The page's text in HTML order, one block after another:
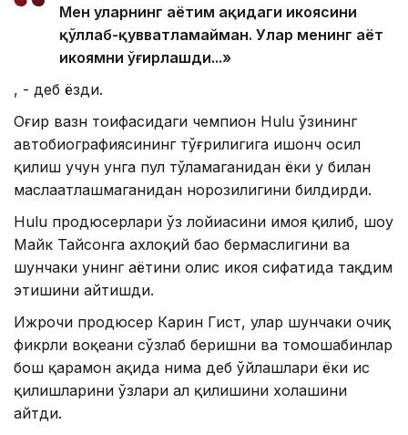
Мен уларнинг ҳаётим ҳақидаги ҳикоясини
қўллаб-қувватламайман. Улар менинг ҳаёт
ҳикоямни ўғирлашди...»
, - деб ёзди.
Оғир вазн тоифасидаги чемпион Hulu ўзининг
автобиографиясининг тўғрилигига ишонч ҳосил
қилиш учун унга пул тўламаганидан ёки у билан
маслаҳатлашмаганидан норозилигини билдирди.
Hulu продюсерлари ўз лойиҳасини ҳимоя қилиб, шоу
Майк Тайсонга ахлоқий баҳо бермаслигини ва
шунчаки унинг ҳаётини ҳолис ҳикоя сифатида тақдим
этишини айтишди.
Ижрочи продюсер Карин Гист, улар шунчаки очиқ
фикрли воқеани сўзлаб беришни ва томошабинлар
бош қаҳрамон ҳақида нима деб ўйлашлари ёки ҳис
қилишларини ўзлари ҳал қилишини хоҳлашини
айтди.